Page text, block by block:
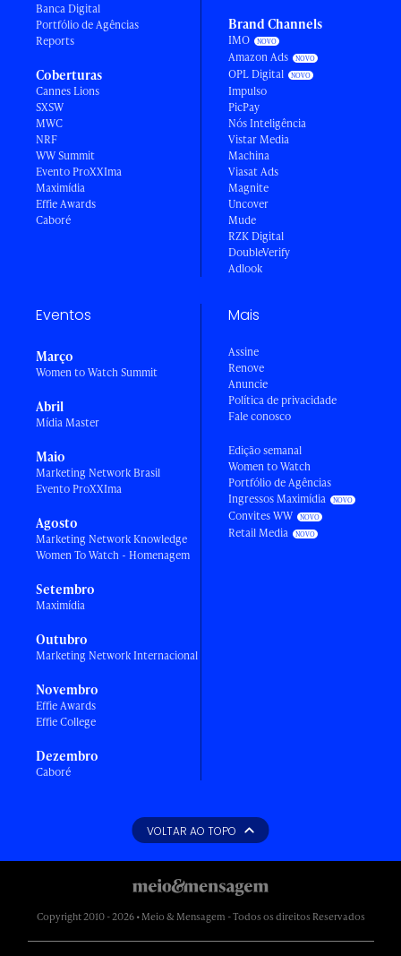
Banca Digital
Portfólio de Agências
Reports
Coberturas
Cannes Lions
SXSW
MWC
NRF
WW Summit
Evento ProXXIma
Maximídia
Effie Awards
Caboré
Brand Channels
IMO
Amazon Ads
OPL Digital
Impulso
PicPay
Nós Inteligência
Vistar Media
Machina
Viasat Ads
Magnite
Uncover
Mude
RZK Digital
DoubleVerify
Adlook
Eventos
Março
Women to Watch Summit
Abril
Mídia Master
Maio
Marketing Network Brasil
Evento ProXXIma
Agosto
Marketing Network Knowledge
Women To Watch - Homenagem
Setembro
Maximídia
Outubro
Marketing Network Internacional
Novembro
Effie Awards
Effie College
Dezembro
Caboré
Mais
Assine
Renove
Anuncie
Política de privacidade
Fale conosco
Edição semanal
Women to Watch
Portfólio de Agências
Ingressos Maximídia
Convites WW
Retail Media
VOLTAR AO TOPO
Copyright 2010 - 2026 • Meio & Mensagem - Todos os direitos Reservados